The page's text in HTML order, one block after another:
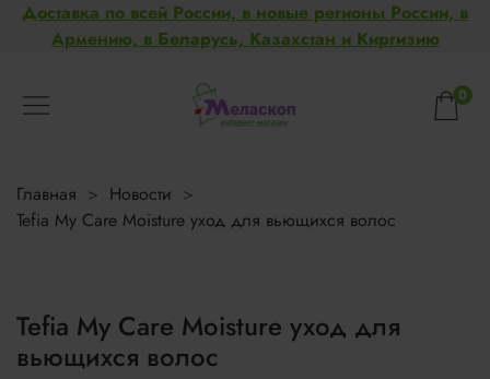
Доставка по всей России, в новые регионы России, в
Армению, в Беларусь, Казахстан и Киргизию
0
Главная
Новости
Tefia My Care Moisture уход для вьющихся волос
Tefia My Care Moisture уход для
вьющихся волос